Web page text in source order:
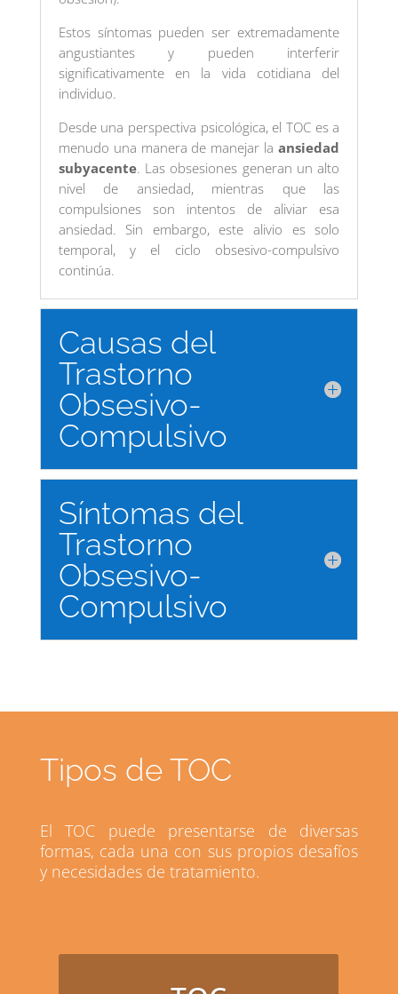
Estos síntomas pueden ser extremadamente
angustiantes y pueden interferir
significativamente en la vida cotidiana del
individuo.
Desde una perspectiva psicológica, el TOC es a
menudo una manera de manejar laansiedad
subyacente. Las obsesiones generan un alto
nivel de ansiedad, mientras que las
compulsiones son intentos de aliviar esa
ansiedad. Sin embargo, este alivio es solo
temporal, y el ciclo obsesivo-compulsivo
continúa.
Causas del
Trastorno
Obsesivo-
Compulsivo
Síntomas del
Trastorno
Obsesivo-
Compulsivo
Tipos de TOC
El TOC puede presentarse de diversas
formas, cada una con sus propios desafíos
y necesidades de tratamiento.